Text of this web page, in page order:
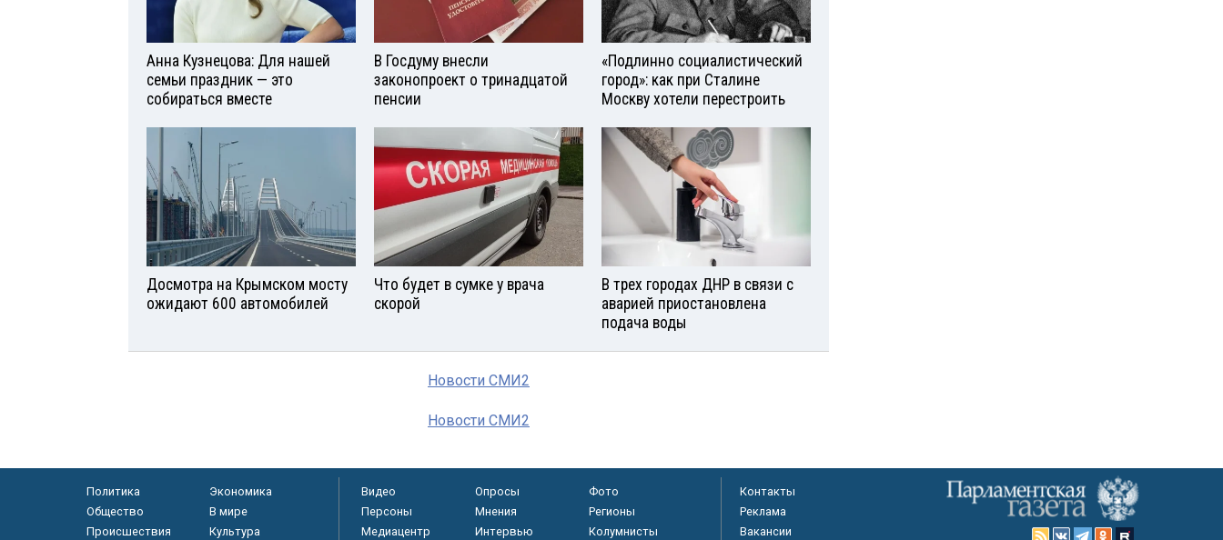
Анна Кузнецова: Для нашей
семьи праздник — это
собираться вместе
В Госдуму внесли
законопроект о тринадцатой
пенсии
«Подлинно социалистический
город»: как при Сталине
Москву хотели перестроить
Досмотра на Крымском мосту
ожидают 600 автомобилей
Что будет в сумке у врача
скорой
В трех городах ДНР в связи с
аварией приостановлена
подача воды
Новости СМИ2
Новости СМИ2
Политика
Экономика
Общество
В мире
Происшествия
Культура
Видео Опросы
Фото
Персоны
Мнения
Регионы
Медиацентр
Интервью Колумнисты
Контакты
Реклама
Вакансии